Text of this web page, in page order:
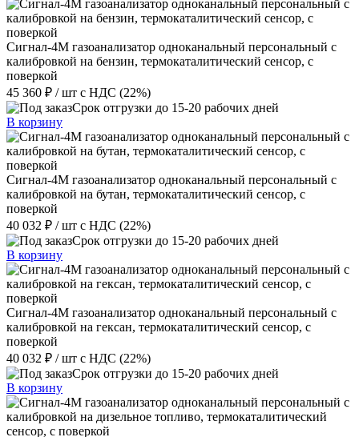
Сигнал-4М газоанализатор одноканальный персональный с
калибровкой на бензин, термокаталитический сенсор, с
поверкой
45 360 ₽ / шт с НДС (22%)
Срок отгрузки до 15-20 рабочих дней
В корзину
Сигнал-4М газоанализатор одноканальный персональный с
калибровкой на бутан, термокаталитический сенсор, с
поверкой
40 032 ₽ / шт с НДС (22%)
Срок отгрузки до 15-20 рабочих дней
В корзину
Сигнал-4М газоанализатор одноканальный персональный с
калибровкой на гексан, термокаталитический сенсор, с
поверкой
40 032 ₽ / шт с НДС (22%)
Срок отгрузки до 15-20 рабочих дней
В корзину